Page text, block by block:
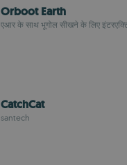
Orboot Earth
एआर के साथ भूगोल सीखने के लिए
CatchCat
santech